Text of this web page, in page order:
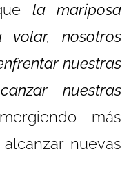
la mariposa
volar, nosotros
nuestras
nuestras
más
nuevas